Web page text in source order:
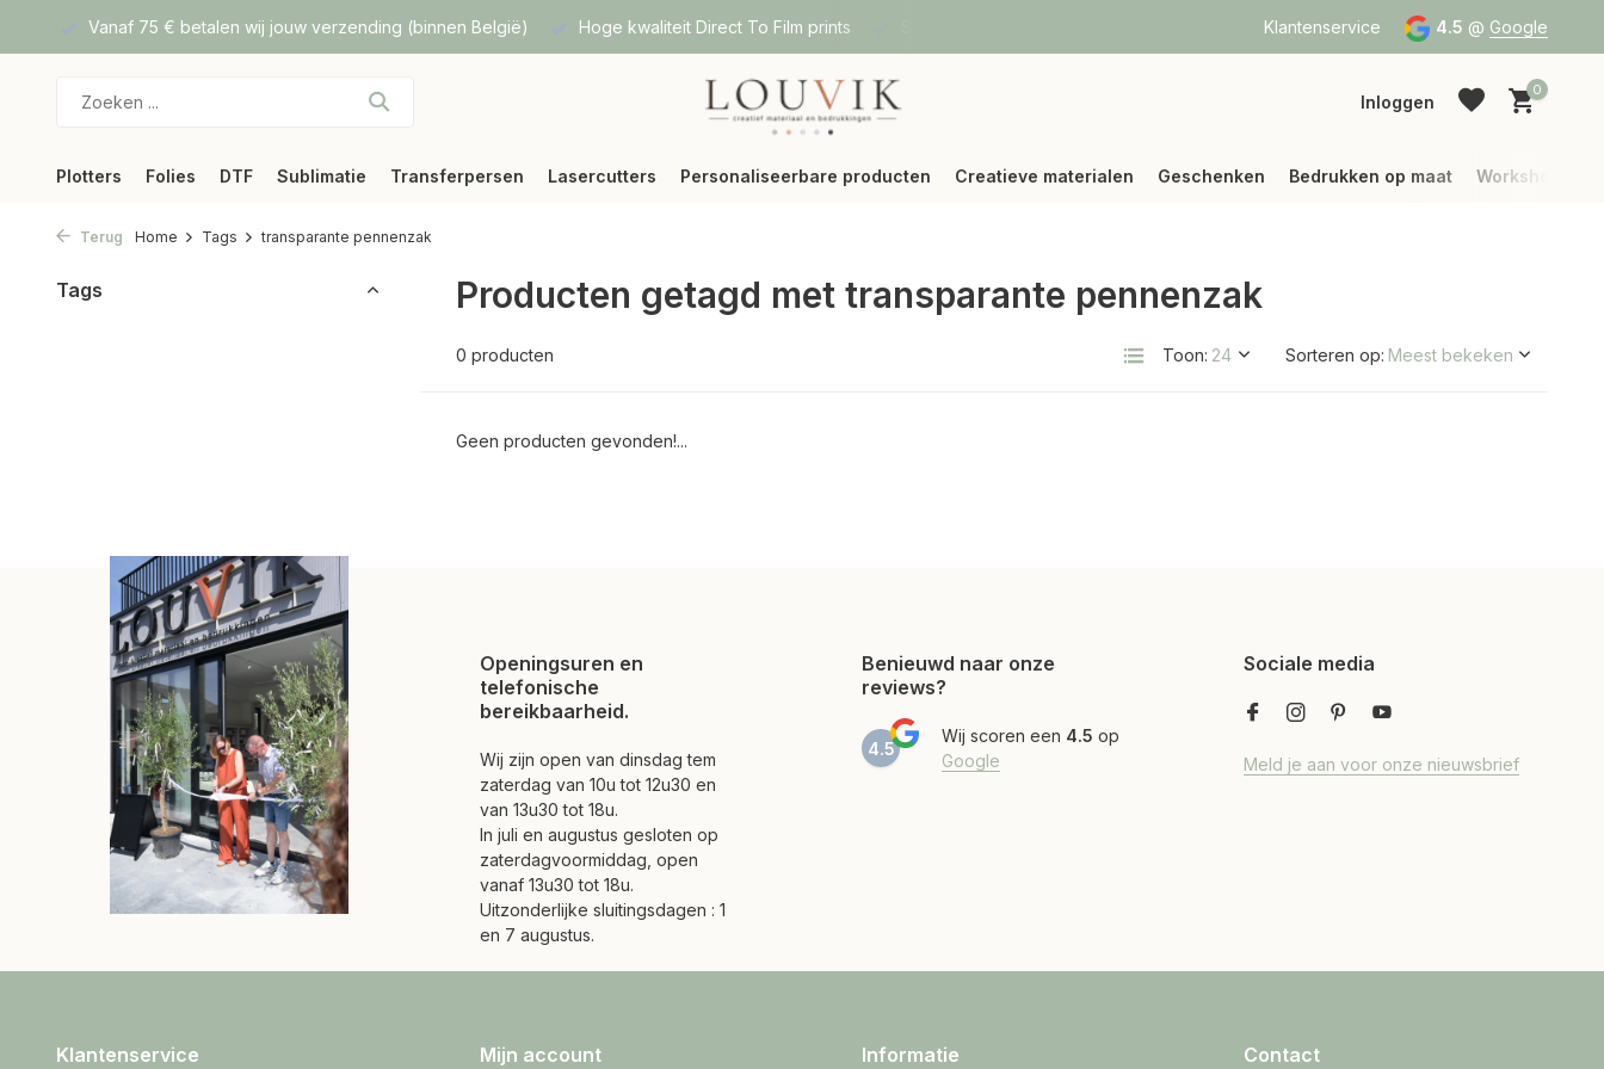
Vanaf 75 € betalen wij jouw verzending (binnen België) Hoge kwaliteit Direct To Film prints Vanaf 75 € betalen wij jouw verzending
Klantenservice 4.5 @ Google
Inloggen
0
Plotters Folies DTF Sublimatie Transferpersen Lasercutters Personaliseerbare producten Creatieve materialen Geschenken Bedrukken op maat Workshops
Terug Home Tags transparante pennenzak
Tags Producten getagd met transparante pennenzak
0 producten Toon: Sorteren op:
Geen producten gevonden!...
Openingsuren en
telefonische
bereikbaarheid.
Wij zijn open van dinsdag tem
zaterdag van 10u tot 12u30 en
van 13u30 tot 18u.
In juli en augustus gesloten op
zaterdagvoormiddag, open
vanaf 13u30 tot 18u.
Uitzonderlijke sluitingsdagen : 1
en 7 augustus.
Benieuwd naar onze
reviews?
4.5
Wij scoren een 4.5 op
Google
Sociale media
Meld je aan voor onze nieuwsbrief
Klantenservice Mijn account Informatie Contact